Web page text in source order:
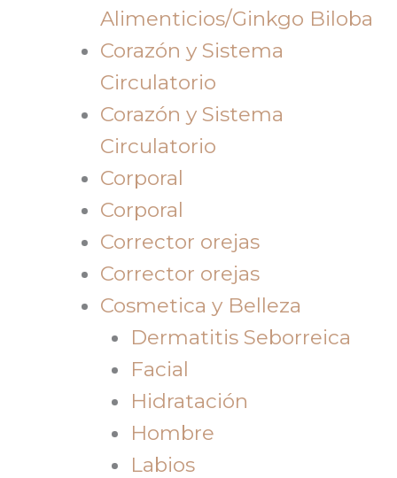
Alimenticios/Ginkgo Biloba
Corazón y Sistema
Circulatorio
Corazón y Sistema
Circulatorio
Corporal
Corporal
Corrector orejas
Corrector orejas
Cosmetica y Belleza
Dermatitis Seborreica
Facial
Hidratación
Hombre
Labios